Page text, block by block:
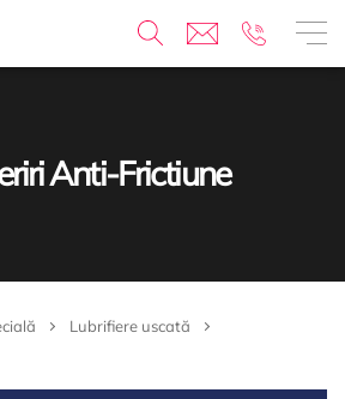
Anti-Frictiune
Lubrifiere uscată